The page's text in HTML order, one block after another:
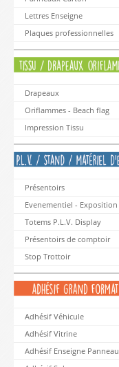
Lettres Enseigne
Plaques professionnelles
Drapeaux
Oriflammes - Beach flag
Impression Tissu
Présentoirs
Evenementiel - Exposition
Totems P.L.V. Display
Présentoirs de comptoir
Stop Trottoir
Adhésif Véhicule
Adhésif Vitrine
Adhésif Enseigne Panneau